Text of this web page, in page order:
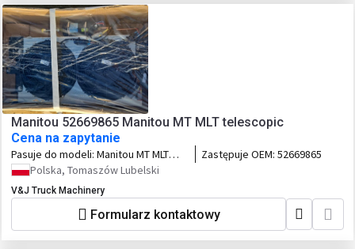
Manitou 52669865 Manitou MT MLT telescopic
Cena na zapytanie
Pasuje do modeli: Manitou MT MLT
telescopic
Zastępuje OEM: 52669865
Polska, Tomaszów Lubelski
V&J Truck Machinery
Formularz kontaktowy